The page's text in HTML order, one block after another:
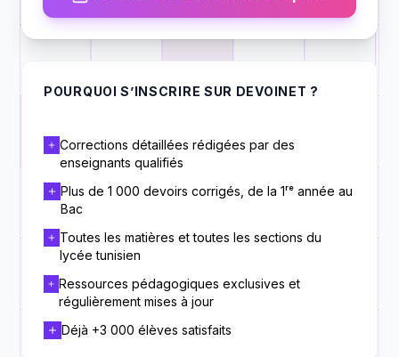
POURQUOI S’INSCRIRE SUR DEVOINET ?
Corrections détaillées rédigées par des
enseignants qualifiés
Plus de 1 000 devoirs corrigés, de la 1ʳᵉ année au
Bac
Toutes les matières et toutes les sections du
lycée tunisien
Ressources pédagogiques exclusives et
régulièrement mises à jour
Déjà +3 000 élèves satisfaits